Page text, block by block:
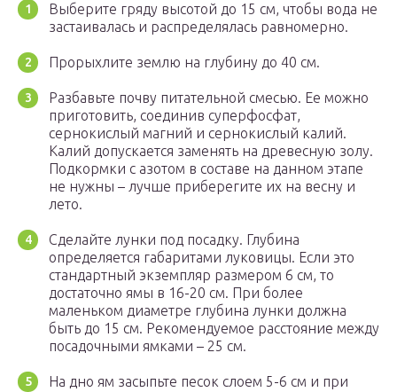
Выберите гряду высотой до 15 см, чтобы вода не
застаивалась и распределялась равномерно.
Прорыхлите землю на глубину до 40 см.
Разбавьте почву питательной смесью. Ее можно
приготовить, соединив суперфосфат,
сернокислый магний и сернокислый калий.
Калий допускается заменять на древесную золу.
Подкормки с азотом в составе на данном этапе
не нужны – лучше приберегите их на весну и
лето.
Сделайте лунки под посадку. Глубина
определяется габаритами луковицы. Если это
стандартный экземпляр размером 6 см, то
достаточно ямы в 16-20 см. При более
маленьком диаметре глубина лунки должна
быть до 15 см. Рекомендуемое расстояние между
посадочными ямками – 25 см.
На дно ям засыпьте песок слоем 5-6 см и при